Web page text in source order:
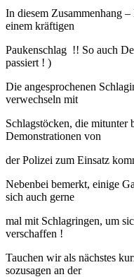
In diesem Zusammenhang
einem kräftigen
Paukenschlag !! So auch
passiert ! )
Die angesprochenen
verwechseln mit
Schlagstöcken, die mitunter
Demonstrationen von
der Polizei zum Einsatz
Nebenbei bemerkt, einige
sich auch gerne
mal mit Schlagringen, um
verschaffen !
Tauchen wir als nächstes
sozusagen an der